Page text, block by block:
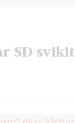
SD svikit